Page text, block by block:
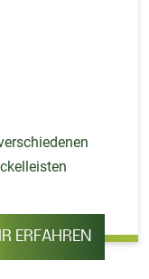
ERFAHREN